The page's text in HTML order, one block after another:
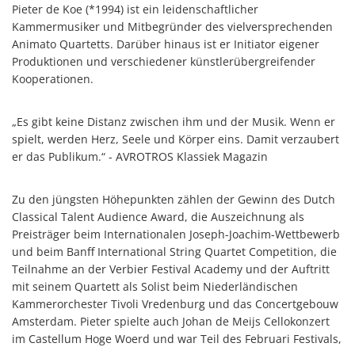
Pieter de Koe (*1994) ist ein leidenschaftlicher
Kammermusiker und Mitbegründer des vielversprechenden
Animato Quartetts. Darüber hinaus ist er Initiator eigener
Produktionen und verschiedener künstlerübergreifender
Kooperationen.
„Es gibt keine Distanz zwischen ihm und der Musik. Wenn er
spielt, werden Herz, Seele und Körper eins. Damit verzaubert
er das Publikum.“ - AVROTROS Klassiek Magazin
Zu den jüngsten Höhepunkten zählen der Gewinn des Dutch
Classical Talent Audience Award, die Auszeichnung als
Preisträger beim Internationalen Joseph-Joachim-Wettbewerb
und beim Banff International String Quartet Competition, die
Teilnahme an der Verbier Festival Academy und der Auftritt
mit seinem Quartett als Solist beim Niederländischen
Kammerorchester Tivoli Vredenburg und das Concertgebouw
Amsterdam. Pieter spielte auch Johan de Meijs Cellokonzert
im Castellum Hoge Woerd und war Teil des Februari Festivals,